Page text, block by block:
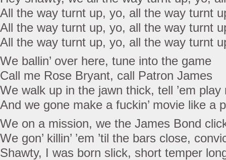
All the way turnt up, yo, all the way turnt
All the way turnt up, yo, all the way turnt
All the way turnt up, yo, all the way turnt
We ballin’ over here, tune into the game
Call me Rose Bryant, call Patron James
We walk up in the jawn thick, tell ’em
And we gone make a fuckin’ movie like a
We on a mission, we the James Bond
We gon’ killin’ ’em ’til the bars close,
Shawty, I was born slick, short temper